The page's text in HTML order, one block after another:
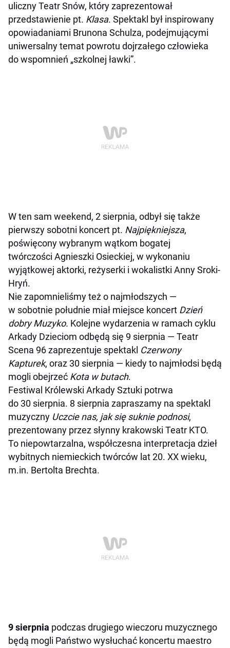
uliczny Teatr Snów, który zaprezentował
przedstawienie pt. Klasa. Spektakl był inspirowany
opowiadaniami Brunona Schulza, podejmującymi
uniwersalny temat powrotu dojrzałego człowieka
do wspomnień „szkolnej ławki”.
W ten sam weekend, 2 sierpnia, odbył się także
pierwszy sobotni koncert pt. Najpiękniejsza,
poświęcony wybranym wątkom bogatej
twórczości Agnieszki Osieckiej, w wykonaniu
wyjątkowej aktorki, reżyserki i wokalistki Anny Sroki-
Hryń.
Nie zapomnieliśmy też o najmłodszych —
w sobotnie południe miał miejsce koncert Dzień
dobry Muzyko. Kolejne wydarzenia w ramach cyklu
Arkady Dzieciom odbędą się 9 sierpnia — Teatr
Scena 96 zaprezentuje spektakl Czerwony
Kapturek, oraz 30 sierpnia — kiedy to najmłodsi będą
mogli obejrzeć Kota w butach.
Festiwal Królewski Arkady Sztuki potrwa
do 30 sierpnia. 8 sierpnia zapraszamy na spektakl
muzyczny Uczcie nas, jak się suknie podnosi,
prezentowany przez słynny krakowski Teatr KTO.
To niepowtarzalna, współczesna interpretacja dzieł
wybitnych niemieckich twórców lat 20. XX wieku,
m.in. Bertolta Brechta.
9 sierpnia podczas drugiego wieczoru muzycznego
będą mogli Państwo wysłuchać koncertu maestro